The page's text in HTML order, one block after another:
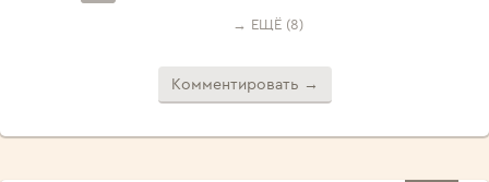
→ ЕЩЁ (8)
Комментировать →